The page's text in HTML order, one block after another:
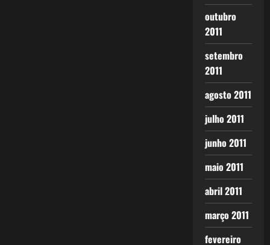
outubro
2011
setembro
2011
agosto 2011
julho 2011
junho 2011
maio 2011
abril 2011
março 2011
fevereiro